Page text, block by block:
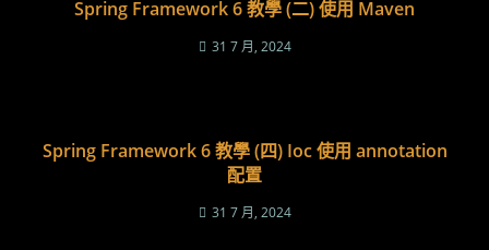
Spring Framework 6 教學 (二) 使用 Maven
31 7 月, 2024
Spring Framework 6 教學 (四) Ioc 使用 annotation
配置
31 7 月, 2024